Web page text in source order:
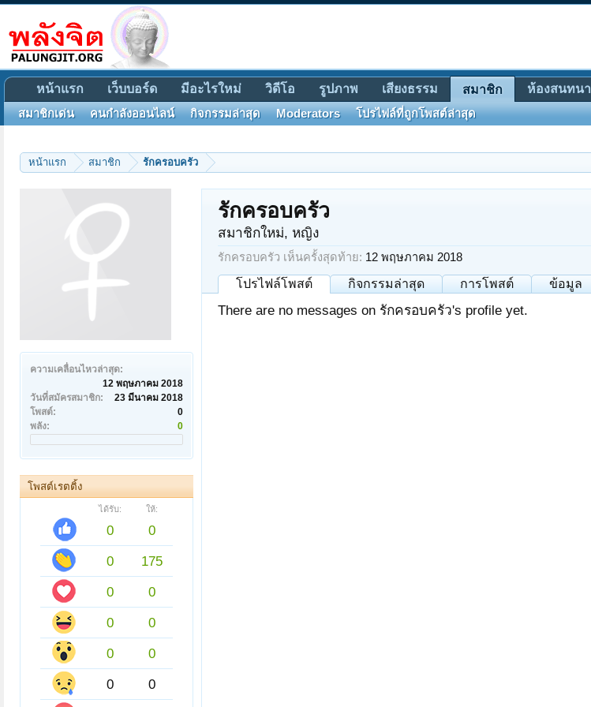
หน้าแรก สมาชิก รักครอบครัว
ความเคลื่อนไหวล่าสุด:
12 พฤษภาคม 2018
วันที่สมัครสมาชิก:
23 มีนาคม 2018
โพสต์:
0
พลัง:
0
โพสต์เรตติ้ง
ได้รับ: ให้:
0
0
0
175
0
0
0
0
0
0
0
0
รักครอบครัว
สมาชิกใหม่, หญิง
รักครอบครัว เห็นครั้งสุดท้าย: 12 พฤษภาคม 2018
โปรไฟล์โพสต์ กิจกรรมล่าสุด การโพสต์ ข้อมูล
There are no messages on รักครอบครัว's profile yet.
หน้าแรก เว็บบอร์ด มีอะไรใหม่ วิดีโอ รูปภาพ เสียงธรรม สมาชิก
สมาชิกเด่น คนกำลังออนไลน์ กิจกรรมล่าสุด Moderators โปรไฟล์ที่ถูกโพสต์ล่าสุด
ห้องสนทนา